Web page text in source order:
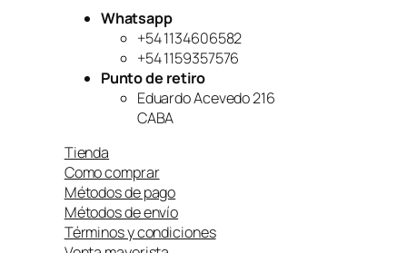
Whatsapp
+54 1134606582
+54 1159357576
Punto de retiro
Eduardo Acevedo 216
CABA
Tienda
Como comprar
Métodos de pago
Métodos de envío
Términos y condiciones